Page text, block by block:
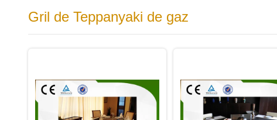
Gril de Teppanyaki de gaz